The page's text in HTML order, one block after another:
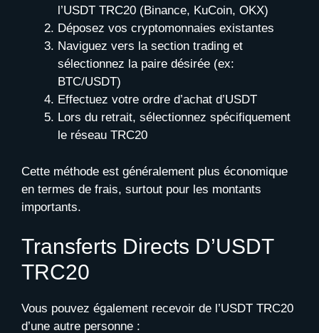
l’USDT TRC20 (Binance, KuCoin, OKX)
Déposez vos cryptomonnaies existantes
Naviguez vers la section trading et
sélectionnez la paire désirée (ex:
BTC/USDT)
Effectuez votre ordre d’achat d’USDT
Lors du retrait, sélectionnez spécifiquement
le réseau TRC20
Cette méthode est généralement plus économique
en termes de frais, surtout pour les montants
importants.
Transferts Directs D’USDT
TRC20
Vous pouvez également recevoir de l’USDT TRC20
d’une autre personne :